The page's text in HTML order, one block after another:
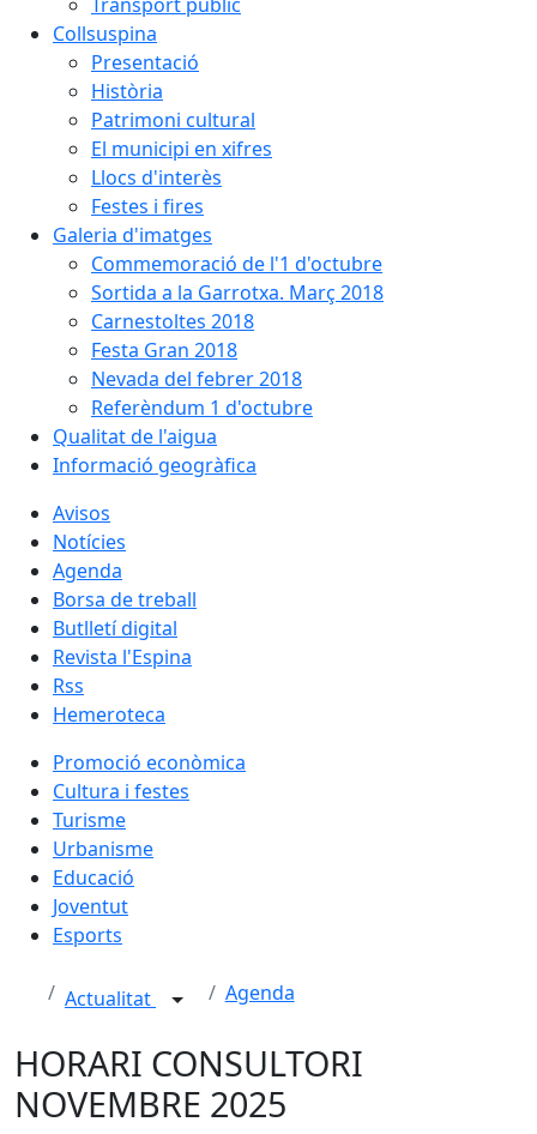
Collsuspina
Presentació
Història
Patrimoni cultural
El municipi en xifres
Llocs d'interès
Festes i fires
Galeria d'imatges
Commemoració de l'1 d'octubre
Sortida a la Garrotxa. Març 2018
Carnestoltes 2018
Festa Gran 2018
Nevada del febrer 2018
Referèndum 1 d'octubre
Qualitat de l'aigua
Informació geogràfica
Avisos
Notícies
Agenda
Borsa de treball
Butlletí digital
Revista l'Espina
Rss
Hemeroteca
Promoció econòmica
Cultura i festes
Turisme
Urbanisme
Educació
Joventut
Esports
Actualitat Agenda
HORARI CONSULTORI
NOVEMBRE 2025